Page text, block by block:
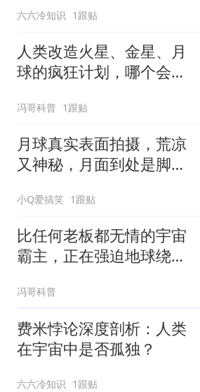
六六冷知识 1跟贴
人类改造火星、金星、月
球的疯狂计划，哪个会被
冯哥科普 1跟贴
月球真实表面拍摄，荒凉
又神秘，月面到处是脚
小Q爱搞笑 1跟贴
比任何老板都无情的宇宙
霸主，正在强迫地球绕圈
冯哥科普
费米悖论深度剖析：人类
在宇宙中是否孤独？
六六冷知识 1跟贴